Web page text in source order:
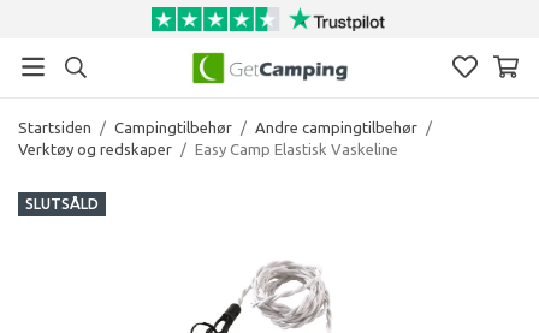
Startsiden / Campingtilbehør / Andre campingtilbehør /
Verktøy og redskaper / Easy Camp Elastisk Vaskeline
SLUTSÅLD